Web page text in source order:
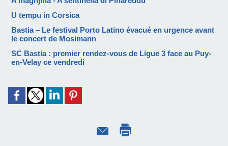
U tempu in Corsica
Bastia – Le festival Porto Latino évacué en urgence avant
le concert de Mosimann
SC Bastia : premier rendez-vous de Ligue 3 face au Puy-
en-Velay ce vendredi